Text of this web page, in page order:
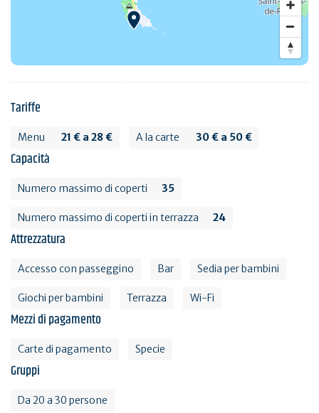
Tariffe
Menu 21 € a 28 € A la carte 30 € a 50 €
Capacità
Numero massimo di coperti 35
Numero massimo di coperti in terrazza 24
Attrezzatura
Accesso con passeggino Bar Sedia per bambini
Giochi per bambini Terrazza Wi-Fi
Mezzi di pagamento
Carte di pagamento Specie
Gruppi
Da 20 a 30 persone